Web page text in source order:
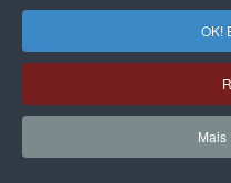
OK!
Mais
ano foram produzidas 107
Nações Unidas (ONU)
essencial para alcançar
Sustentável (ODS) da
“incentiva a agroecologia
saudáveis nas regiões mais